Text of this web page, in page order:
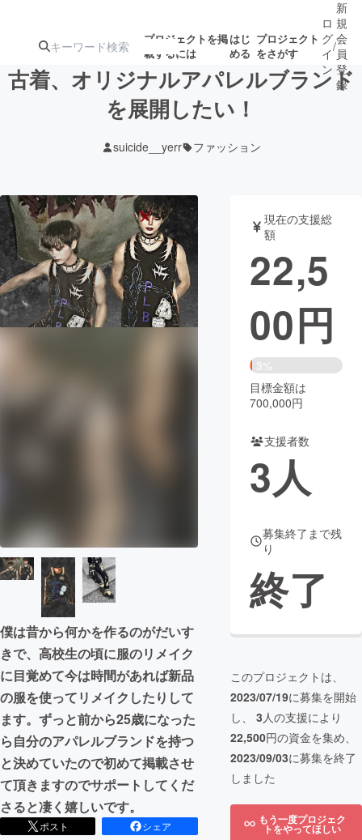
プロジェクトを掲
載するには
はじ
める
プロジェクト
をさがす
ジェクト
ロジェクト
アート・写真 音楽
テクノロジー・ガジェット ゲーム・
映像・映画 書籍・雑誌
チャレンジ
CAMPFIRE Creation
コミュニティ
ロ
グ
イ
ン
/
新
規
会
員
登
録
古着、オリジナルアパレルブランド
を展開したい！
suicide__yerr ファッション
僕は昔から何かを作るのがだいす
きで、高校生の頃に服のリメイク
に目覚めて今は時間があれば新品
の服を使ってリメイクしたりして
ます。ずっと前から25歳になった
ら自分のアパレルブランドを持つ
と決めていたので初めて掲載させ
て頂きますのでサポートしてくだ
さると凄く嬉しいです。
ポスト
シェア
現在の支援総
額
22,5
00円
3%
目標金額は
700,000円
支援者数
3人
募集終了まで残
り
終了
このプロジェクトは、
2023/07/19に募集を開始
し、 3人の支援により
22,500円の資金を集め、
2023/09/03に募集を終了
しました
もう一度プロジェク
トをやってほしい